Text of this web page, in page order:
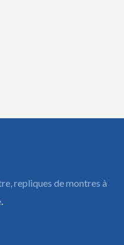
repliques de montres à
.